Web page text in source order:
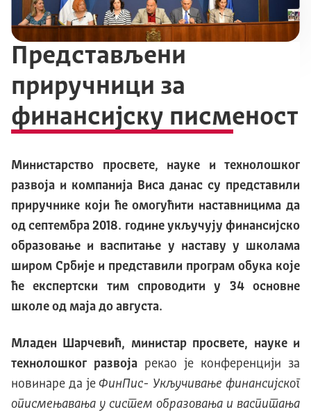
Представљени
приручници за
финансијску писменост
Министарство просвете, науке и технолошког
развоја и компанија Виса данас су представили
приручнике који ће омогућити наставницима да
од септембра 2018. године укључују финансијско
образовање и васпитање у наставу у школама
широм Србије и представили програм обука које
ће експертски тим спроводити у 34 основне
школе од маја до августа.
Младен Шарчевић, министар просвете, науке и
технолошког развоја рекао је конференцији за
новинаре да јеФинПис- Укључивање финансијског
описмењавања у систем образовања и васпитања